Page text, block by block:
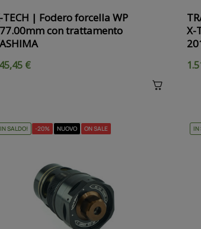
TECH | Fodero forcella WP
con trattamento
€
X-
IN SALDO! -20% NUOVO ON SALE IN